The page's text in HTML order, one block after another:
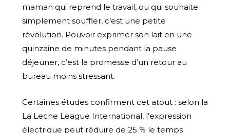
maman qui reprend le travail, ou qui souhaite
simplement souffler, c’est une petite
révolution. Pouvoir exprimer son lait en une
quinzaine de minutes pendant la pause
déjeuner, c’est la promesse d’un retour au
bureau moins stressant.
Certaines études confirment cet atout : selon la
La Leche League International, l’expression
électrique peut réduire de 25 % le temps